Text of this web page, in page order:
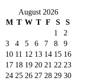
August 2026
M T W T F S
S
1
2
3
4 5 6 7 8
9
10 11 12 13 14 15 16
17 18 19 20 21 22 23
24 25 26 27 28 29 30